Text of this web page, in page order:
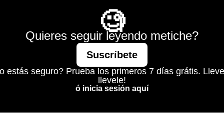
🧐
Quieres seguir leyendo metiche?
Suscríbete
estás seguro? Prueba los primeros 7 días grátis.
llevele!
ó inicia sesión aquí